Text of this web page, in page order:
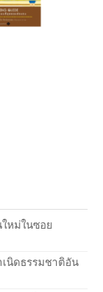
ใหม่ในซอย
นิดธรรมชาติอัน